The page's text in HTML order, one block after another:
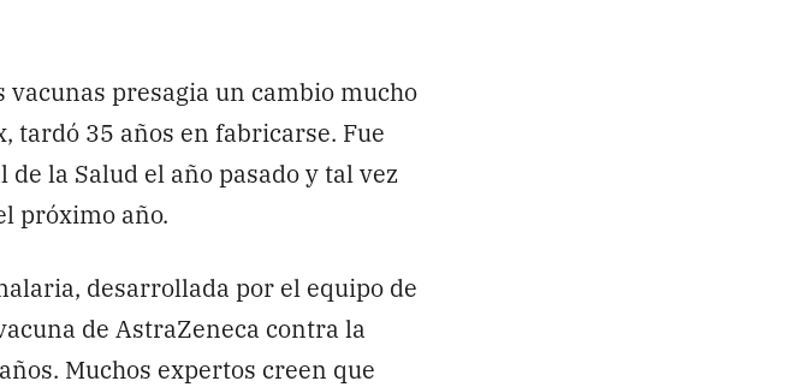
vacunas presagia un cambio mucho
tardó 35 años en fabricarse. Fue
la Salud el año pasado y tal vez
próximo año.
desarrollada por el equipo de
de AstraZeneca contra la
Muchos expertos creen que